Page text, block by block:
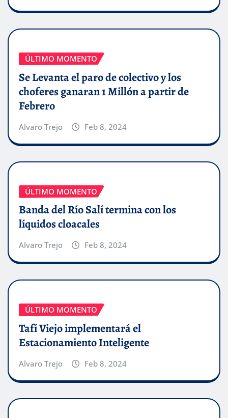
ÚLTIMO MOMENTO
Se Levanta el paro de colectivo y los
choferes ganaran 1 Millón a partir de
Febrero
Alvaro Trejo Feb 8, 2024
ÚLTIMO MOMENTO
Banda del Río Salí termina con los
líquidos cloacales
Alvaro Trejo Feb 8, 2024
ÚLTIMO MOMENTO
Tafí Viejo implementará el
Estacionamiento Inteligente
Alvaro Trejo Feb 8, 2024